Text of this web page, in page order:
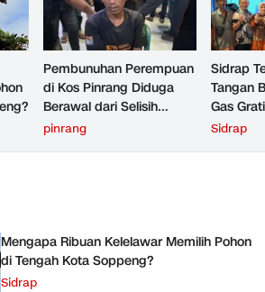
Pembunuhan Perempuan
di Kos Pinrang Diduga
Berawal dari Selisih
Rp200 Ribu
pinrang
Sidrap
Tangan
Gas
Sidrap
Mengapa Ribuan Kelelawar Memilih Pohon
di Tengah Kota Soppeng?
Sidrap